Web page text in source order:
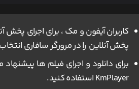
پخش آنلاین را در مرورگر سافاری
KmPlayer استفاده کنید.